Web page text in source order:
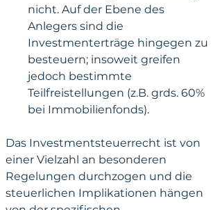
nicht. Auf der Ebene des
Anlegers sind die
Investmenterträge hingegen zu
besteuern; insoweit greifen
jedoch bestimmte
Teilfreistellungen (z.B. grds. 60%
bei Immobilienfonds).
Das Investmentsteuerrecht ist von
einer Vielzahl an besonderen
Regelungen durchzogen und die
steuerlichen Implikationen hängen